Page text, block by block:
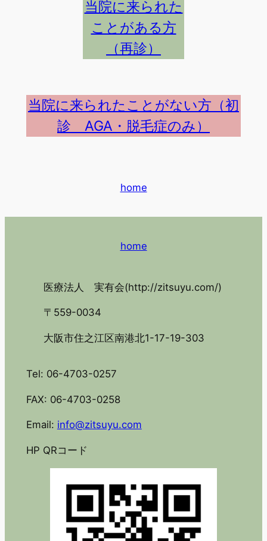
当院に来られた
ことがある方
（再診）
当院に来られたことがない方（初
診 AGA・脱毛症のみ）
home
home
医療法人 実有会(http://zitsuyu.com/)
〒559-0034
大阪市住之江区南港北1-17-19-303
Tel: 06-4703-0257
FAX: 06-4703-0258
Email: info@zitsuyu.com
HP QRコード